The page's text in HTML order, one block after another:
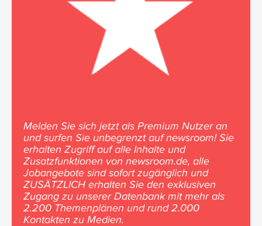
Melden Sie sich jetzt als Premium Nutzer an
und surfen Sie unbegrenzt auf newsroom! Sie
erhalten Zugriff auf alle Inhalte und
Zusatzfunktionen von newsroom.de, alle
Jobangebote sind sofort zugänglich und
ZUSÄTZLICH erhalten Sie den exklusiven
Zugang zu unserer Datenbank mit mehr als
2.200 Themenplänen und rund 2.000
Kontakten zu Medien.